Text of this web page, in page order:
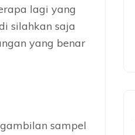
lagi yang
silahkan saja
yang benar
sampel